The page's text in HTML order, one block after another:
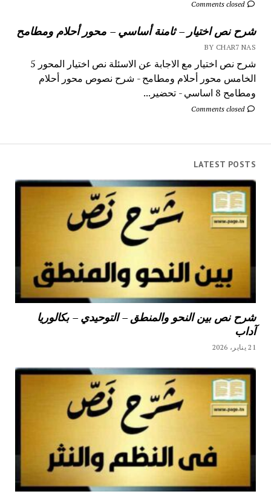
Comments closed
شرح نص اختيار – ثامنة أساسي – محور أحلام ومطامح
BY CHAR7 NAS
شرح نص اختيار مع الاجابة عن الاسئلة نص اختيار المحور 5
الخامس محور أحلام ومطامح - شرح نصوص محور أحلام
ومطامح 8 اساسي - تحضير...
Comments closed
LATEST POSTS
شرح نص بين النحو والمنطق – التوحيدي – بكالوريا
آداب
21 يناير، 2026